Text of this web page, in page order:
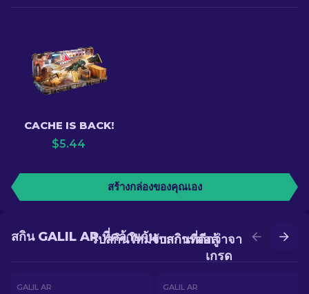
CACHE IS BACK!
$5.44
สร้างกล่องของคุณเอง
รับสกินที่ดีกว่าจากการอัป
เกรด
รับสกินใหม่จากการต่อสู้
สกิน GALIL AR ที่คล้ายกัน
GALIL AR GALIL AR